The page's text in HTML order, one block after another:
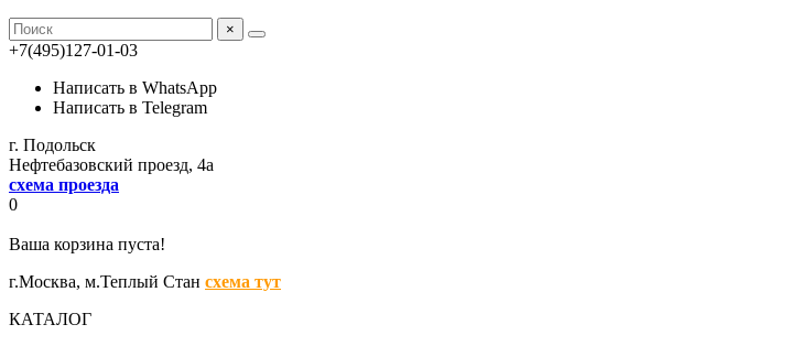
×
+7(495)127-01-03
Написать в WhatsApp
Написать в Telegram
г. Подольск
Нефтебазовский проезд, 4а
схема проезда
0
Ваша корзина пуста!
г.Москва, м.Теплый Стан схема тут
КАТАЛОГ